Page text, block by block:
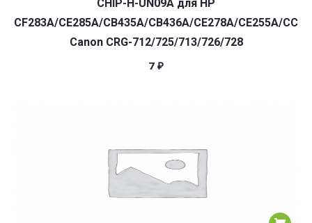
CHIP-H-UN09A для HP
CF283A/CE285A/CB435A/CB436A/CE278A/CE255A/
Canon CRG-712/725/713/726/728
7 ₽